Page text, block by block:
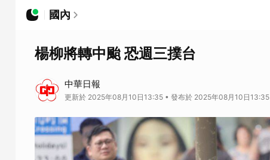
國內
楊柳將轉中颱 恐週三撲台
中華日報
更新於 2025年08月10日13:35 • 發布於 2025年08月10日13:35